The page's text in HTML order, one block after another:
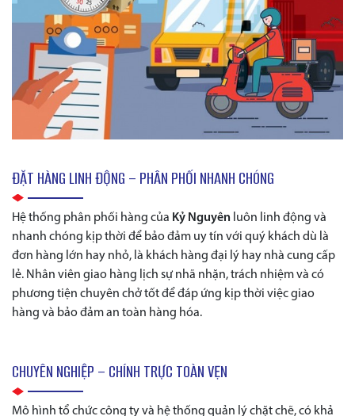
ĐẶT HÀNG LINH ĐỘNG – PHÂN PHỐI NHANH CHÓNG
Hệ thống phân phối hàng của Kỷ Nguyên luôn linh động và
nhanh chóng kịp thời để bảo đảm uy tín với quý khách dù là
đơn hàng lớn hay nhỏ, là khách hàng đại lý hay nhà cung cấp
lẻ. Nhân viên giao hàng lịch sự nhã nhặn, trách nhiệm và có
phương tiện chuyên chở tốt để đáp ứng kịp thời việc giao
hàng và bảo đảm an toàn hàng hóa.
CHUYÊN NGHIỆP – CHÍNH TRỰC TOÀN VẸN
Mô hình tổ chức công ty và hệ thống quản lý chặt chẽ, có khả